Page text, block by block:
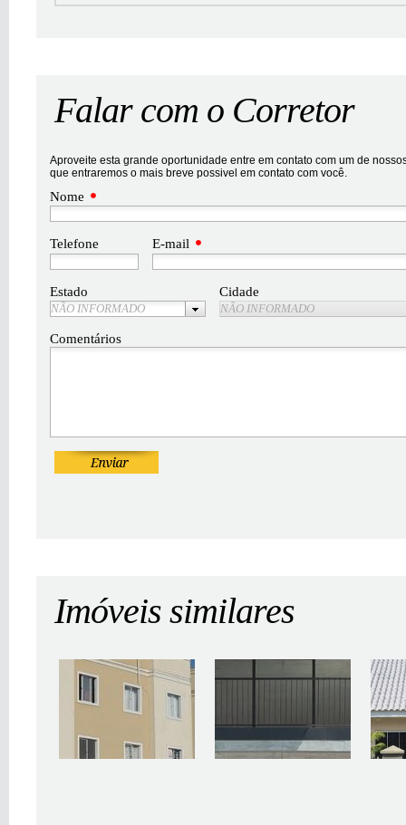
Falar com o Corretor
Aproveite esta grande oportunidade entre em contato com um de
que entraremos o mais breve possivel em contato com você.
Nome
Telefone E-mail
Estado
NÃO INFORMADO
Cidade
NÃO INFORMADO
Comentários
Imóveis similares